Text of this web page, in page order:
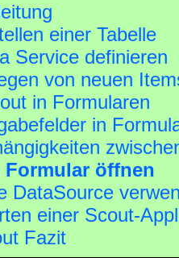
einer Tabelle
Service definieren
von neuen
in Formularen
in
Formular öffnen
DataSource
einer Scout-
Fazit